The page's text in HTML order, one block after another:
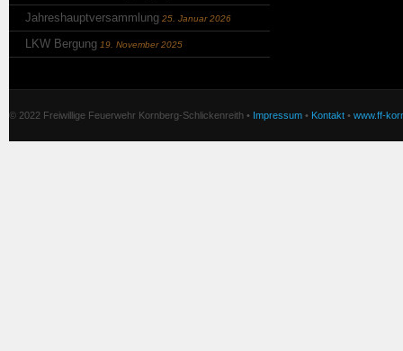
Jahreshauptversammlung 25. Januar 2026
LKW Bergung 19. November 2025
© 2022 Freiwillige Feuerwehr Kornberg-Schlickenreith • Impressum • Kontakt • www.ff-